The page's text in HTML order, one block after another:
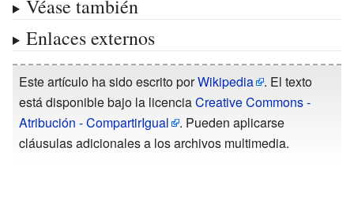
Véase también
Enlaces externos
Este artículo ha sido escrito porWikipedia
. El texto
está disponible bajo la licenciaCreative Commons -
Atribución - CompartirIgual
. Pueden aplicarse
cláusulas adicionales a los archivos multimedia.